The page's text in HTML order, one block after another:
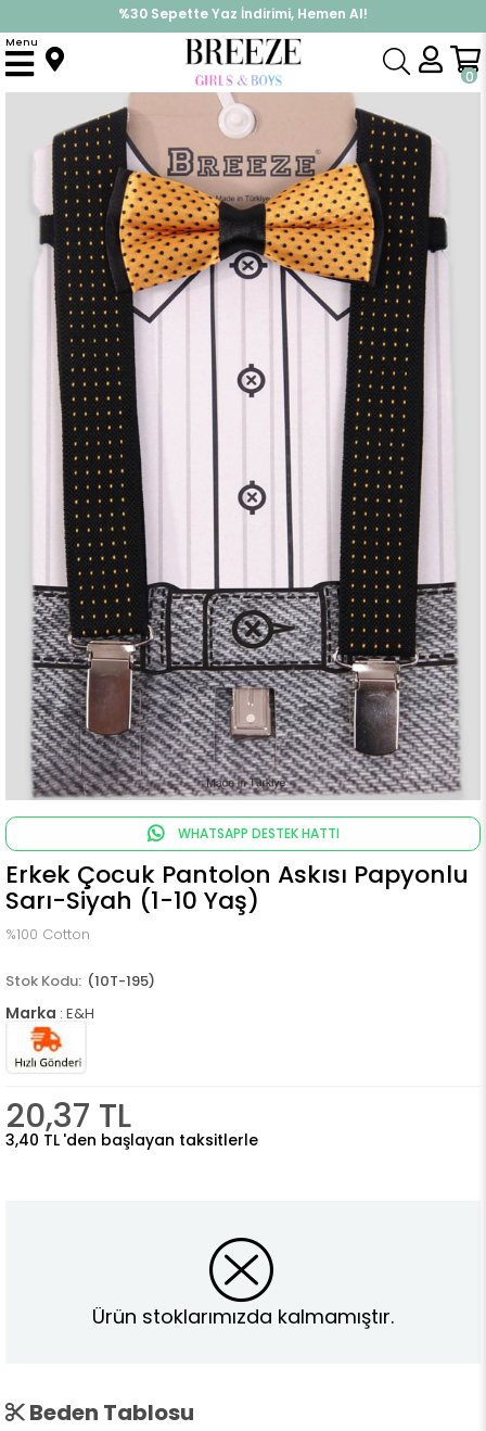
%30 Sepette Yaz İndirimi, Hemen Al!
İndirimlere ek %10 İndirimi Kap, Hemen Üye Ol!
0
Menu
Anasayfa Pantolon Askısı
WHATSAPP DESTEK HATTI
Erkek Çocuk Pantolon Askısı Papyonlu
Sarı-Siyah (1-10 Yaş)
%100 Cotton
(10T-195)
Marka : E&H
20,37 TL
3,40 TL 'den başlayan taksitlerle
Ürün stoklarımızda kalmamıştır.
Beden Tablosu